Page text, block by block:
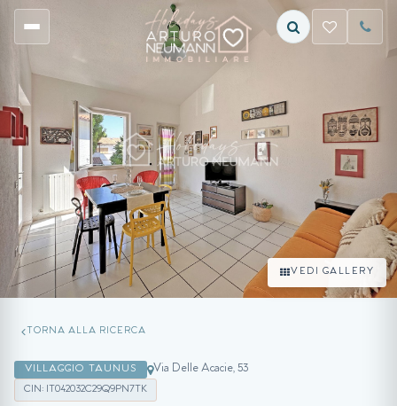
VEDI GALLERY
TORNA ALLA RICERCA
VILLAGGIO TAUNUS Via Delle Acacie, 53
CIN: IT042032C29Q9PN7TK